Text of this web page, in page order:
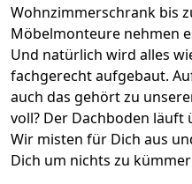
Wohnzimmerschrank bis
Möbelmonteure nehmen
Und natürlich wird alles
fachgerecht aufgebaut.
auch das gehört zu
voll? Der Dachboden
Wir misten für Dich aus
Dich um nichts zu